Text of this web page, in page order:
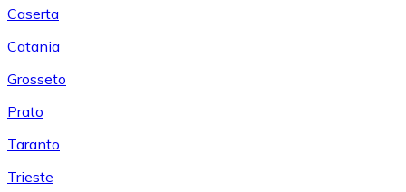
Caserta
Catania
Grosseto
Prato
Taranto
Trieste